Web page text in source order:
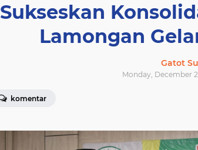
Sukseskan
Lamongan
Gatot
Monday, December
komentar